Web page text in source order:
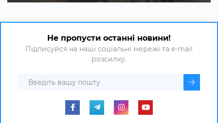
Не пропусти останні новини!
Підписуйся на наші соціальні мережі та e-mail
розсилку.